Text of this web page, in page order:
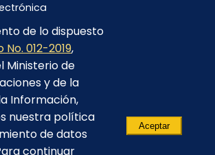
de Facturación
y Social
Chachimbiro
mediante “Lista Corta”
Procesos Asociativos
de lo dispuesto
012-2019,
Ministerio de
y de la
Información,
nuestra política
de datos
continuar
Aceptar